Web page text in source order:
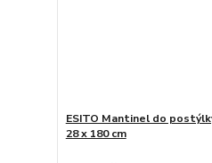
ESITO Mantinel do
28 x 180 cm